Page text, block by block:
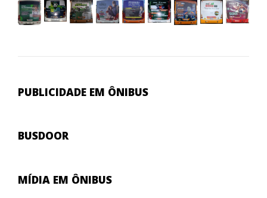
PUBLICIDADE EM ÔNIBUS
BUSDOOR
MÍDIA EM ÔNIBUS